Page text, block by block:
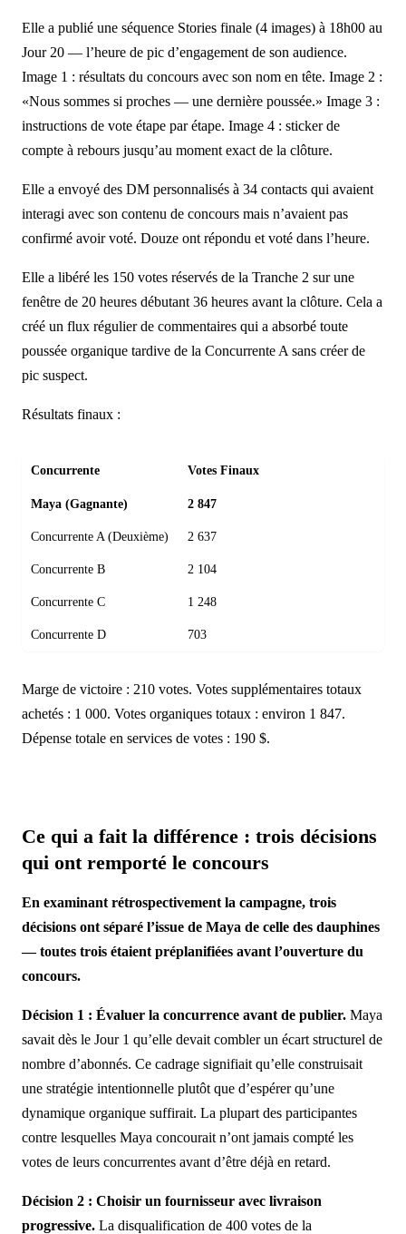
Elle a publié une séquence Stories finale (4 images) à 18h00 au
Jour 20 — l’heure de pic d’engagement de son audience.
Image 1 : résultats du concours avec son nom en tête. Image 2 :
«Nous sommes si proches — une dernière poussée.» Image 3 :
instructions de vote étape par étape. Image 4 : sticker de
compte à rebours jusqu’au moment exact de la clôture.
Elle a envoyé des DM personnalisés à 34 contacts qui avaient
interagi avec son contenu de concours mais n’avaient pas
confirmé avoir voté. Douze ont répondu et voté dans l’heure.
Elle a libéré les 150 votes réservés de la Tranche 2 sur une
fenêtre de 20 heures débutant 36 heures avant la clôture. Cela a
créé un flux régulier de commentaires qui a absorbé toute
poussée organique tardive de la Concurrente A sans créer de
pic suspect.
Résultats finaux :
Concurrente Votes Finaux
Maya (Gagnante) 2 847
Concurrente A (Deuxième) 2 637
Concurrente B 2 104
Concurrente C 1 248
Concurrente D 703
Marge de victoire : 210 votes. Votes supplémentaires totaux
achetés : 1 000. Votes organiques totaux : environ 1 847.
Dépense totale en services de votes : 190 $.
Ce qui a fait la différence : trois décisions
qui ont remporté le concours
En examinant rétrospectivement la campagne, trois
décisions ont séparé l’issue de Maya de celle des dauphines
— toutes trois étaient préplanifiées avant l’ouverture du
concours.
Décision 1 : Évaluer la concurrence avant de publier. Maya
savait dès le Jour 1 qu’elle devait combler un écart structurel de
nombre d’abonnés. Ce cadrage signifiait qu’elle construisait
une stratégie intentionnelle plutôt que d’espérer qu’une
dynamique organique suffirait. La plupart des participantes
contre lesquelles Maya concourait n’ont jamais compté les
votes de leurs concurrentes avant d’être déjà en retard.
Décision 2 : Choisir un fournisseur avec livraison
progressive. La disqualification de 400 votes de la